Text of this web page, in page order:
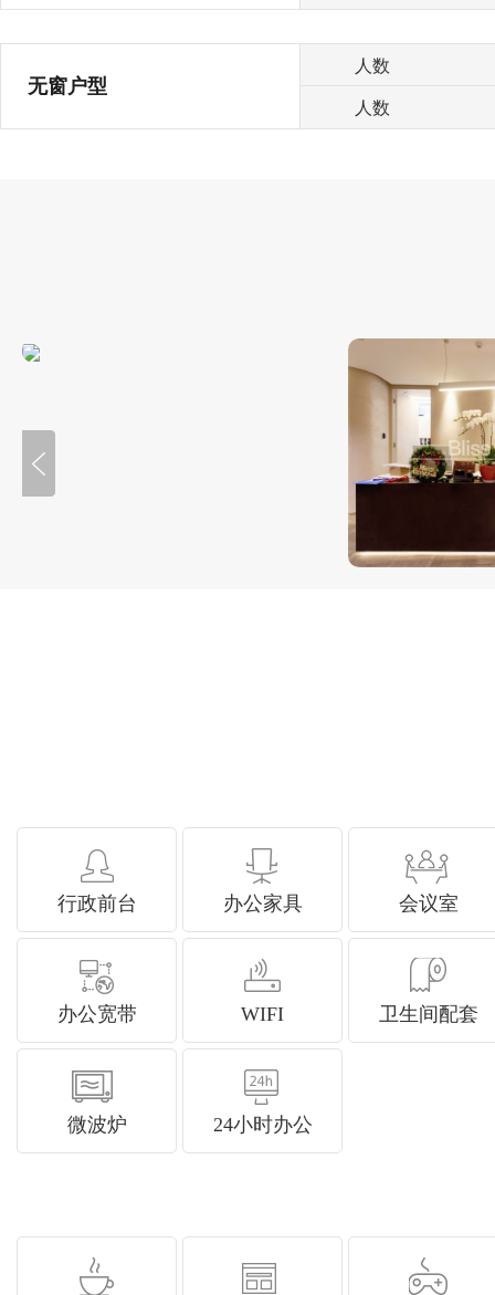
无窗户型
人数
人数
行政前台 办公家具 会议室
办公宽带 WIFI 卫生间配套
微波炉 24小时办公